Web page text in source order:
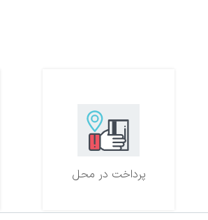
پرداخت در محل